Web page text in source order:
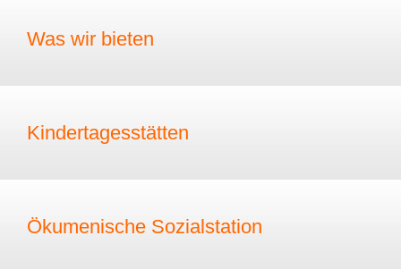
Was wir bieten
Kindertagesstätten
Ökumenische Sozialstation